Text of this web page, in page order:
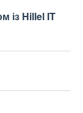
із Hillel IT